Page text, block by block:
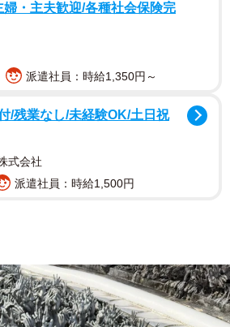
婦・主夫歓迎/各種社会保険完
派遣社員：時給1,350円～
/残業なし/未経験OK/土日祝
式会社
派遣社員：時給1,500円